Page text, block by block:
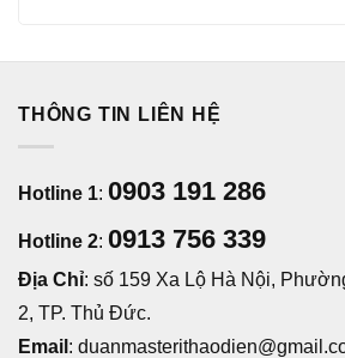
THÔNG TIN LIÊN HỆ
Hotline 1: 0903 191 286
Hotline 2: 0913 756 339
Địa Chỉ: số 159 Xa Lộ Hà Nội,
2, TP. Thủ Đức.
Email :